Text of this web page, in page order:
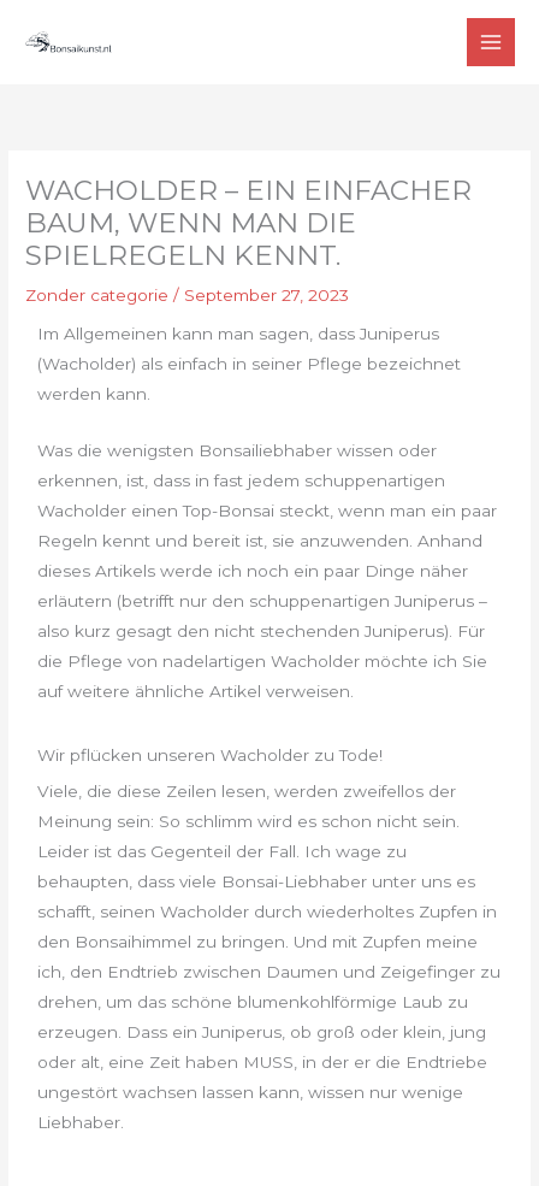
Inhalt
WACHOLDER – EIN EINFACHER
BAUM, WENN MAN DIE
SPIELREGELN KENNT.
Zonder categorie / September 27, 2023
Im Allgemeinen kann man sagen, dass Juniperus
(Wacholder) als einfach in seiner Pflege bezeichnet
werden kann.
Was die wenigsten Bonsailiebhaber wissen oder
erkennen, ist, dass in fast jedem schuppenartigen
Wacholder einen Top-Bonsai steckt, wenn man ein paar
Regeln kennt und bereit ist, sie anzuwenden. Anhand
dieses Artikels werde ich noch ein paar Dinge näher
erläutern (betrifft nur den schuppenartigen Juniperus –
also kurz gesagt den nicht stechenden Juniperus). Für
die Pflege von nadelartigen Wacholder möchte ich Sie
auf weitere ähnliche Artikel verweisen.
Wir pflücken unseren Wacholder zu Tode!
Viele, die diese Zeilen lesen, werden zweifellos der
Meinung sein: So schlimm wird es schon nicht sein.
Leider ist das Gegenteil der Fall. Ich wage zu
behaupten, dass viele Bonsai-Liebhaber unter uns es
schafft, seinen Wacholder durch wiederholtes Zupfen in
den Bonsaihimmel zu bringen. Und mit Zupfen meine
ich, den Endtrieb zwischen Daumen und Zeigefinger zu
drehen, um das schöne blumenkohlförmige Laub zu
erzeugen. Dass ein Juniperus, ob groß oder klein, jung
oder alt, eine Zeit haben MUSS, in der er die Endtriebe
ungestört wachsen lassen kann, wissen nur wenige
Liebhaber.